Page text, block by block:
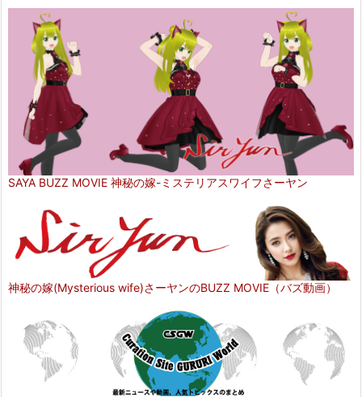
SAYA BUZZ MOVIE 神秘の嫁-ミステリアスワイフさーヤン
神秘の嫁(Mysterious wife)さーヤンのBUZZ MOVIE（バズ動画）